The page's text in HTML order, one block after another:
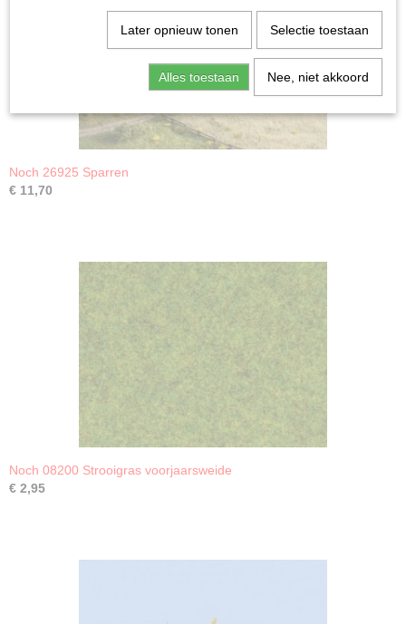
Noch 26925 Sparren
€ 11,70
Noch 08200 Strooigras voorjaarsweide
€ 2,95
Later opnieuw tonen Selectie toestaan
Alles toestaan Nee, niet akkoord